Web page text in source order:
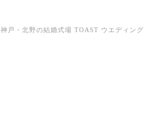
戸・北野の結婚式場 TOAST ウエディング